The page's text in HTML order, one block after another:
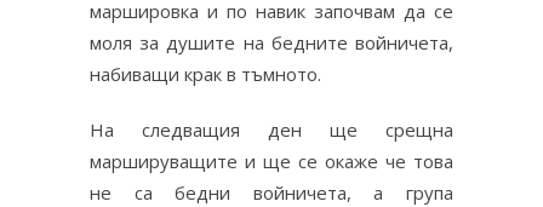
маршировка и по навик започвам да се
моля за душите на бедните войничета,
набиващи крак в тъмното.
На следващия ден ще срещна
маршируващите и ще се окаже че това
не са бедни войничета, а група